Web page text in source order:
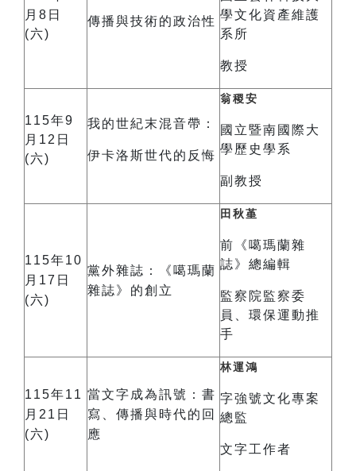
月8日
(六)
傳播與技術的政治性 學文化資產維護
系所
教授
115年9
月12日
(六)
我的世紀末混音帶：
伊卡洛斯世代的反悔
翁稷安
國立暨南國際大
學歷史學系
副教授
115年10
月17日
(六)
黨外雜誌：《噶瑪蘭
雜誌》的創立
田秋堇
前《噶瑪蘭雜
誌》總編輯
監察院監察委
員、環保運動推
手
115年11
月21日
(六)
當文字成為訊號：書
寫、傳播與時代的回
應
林運鴻
字強號文化專案
總監
文字工作者